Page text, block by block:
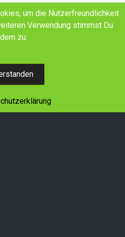
YouTube
SH+HH e.V.
um die Nutzerfreundlichkeit
Verwendung stimmst Du
dem zu.